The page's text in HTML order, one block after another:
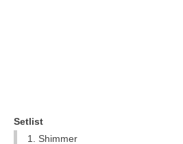
Setlist
1. Shimmer